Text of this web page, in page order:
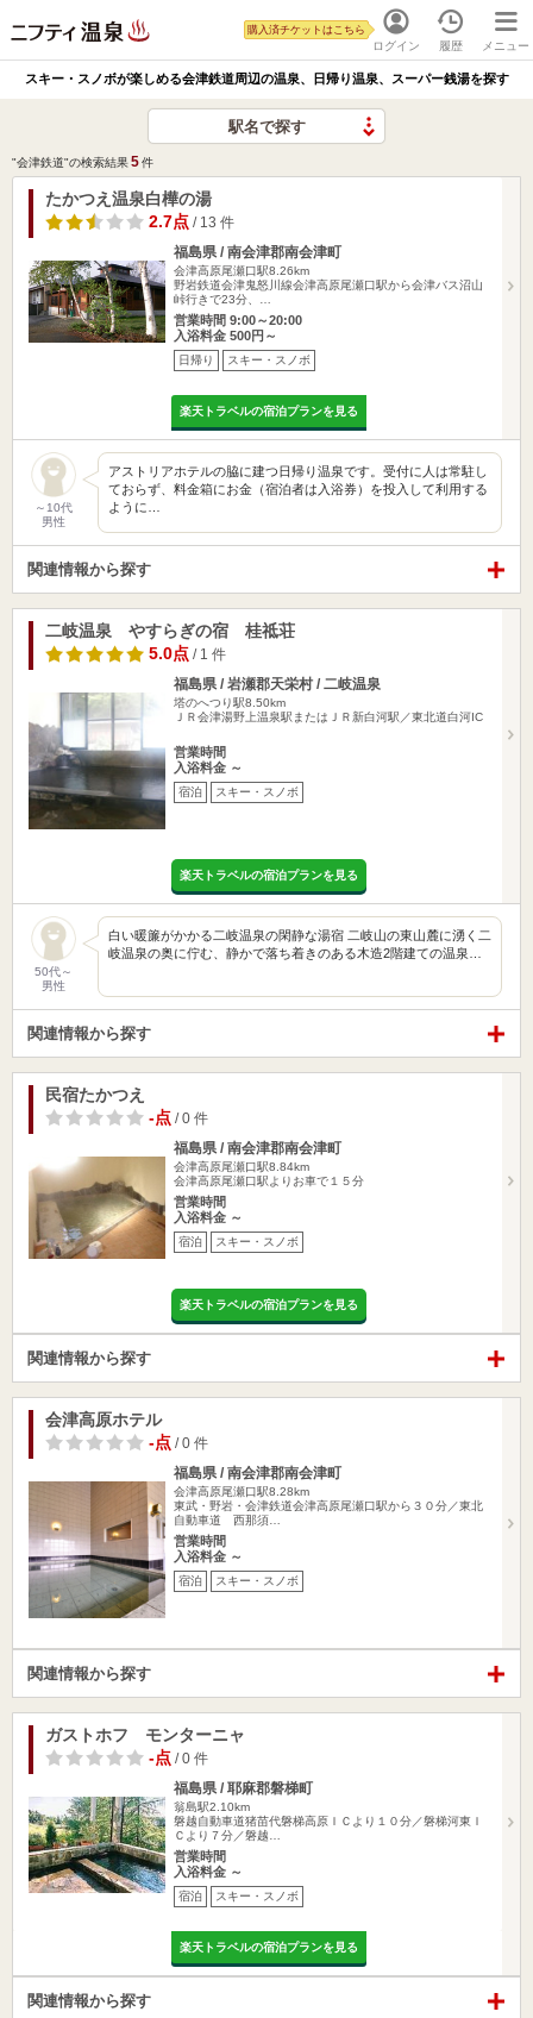
ログイン
購入済チケットはこちら
履歴 メニュー
スキー・スノボが楽しめる会津鉄道周辺の温泉、日帰り温泉、スーパー銭湯を探す
駅名で探す
"会津鉄道"の検索結果5件
たかつえ温泉白樺の湯
2.7点 / 13 件
福島県 / 南会津郡南会津町
会津高原尾瀬口駅8.26km
野岩鉄道会津鬼怒川線会津高原尾瀬口駅から会津バス沼山
峠行きで23分、…
営業時間 9:00～20:00
入浴料金 500円～
日帰り スキー・スノボ
楽天トラベルの宿泊プランを見る
～10代
男性
アストリアホテルの脇に建つ日帰り温泉です。受付に人は常駐し
ておらず、料金箱にお金（宿泊者は入浴券）を投入して利用する
ように…
関連情報から探す
二岐温泉 やすらぎの宿 桂祗荘
5.0点 / 1 件
福島県 / 岩瀬郡天栄村 / 二岐温泉
塔のへつり駅8.50km
ＪＲ会津湯野上温泉駅またはＪＲ新白河駅／東北道白河IC
営業時間
入浴料金 ～
宿泊 スキー・スノボ
楽天トラベルの宿泊プランを見る
50代～
男性
白い暖簾がかかる二岐温泉の閑静な湯宿 二岐山の東山麓に湧く二
岐温泉の奥に佇む、静かで落ち着きのある木造2階建ての温泉…
関連情報から探す
民宿たかつえ
-点 / 0 件
福島県 / 南会津郡南会津町
会津高原尾瀬口駅8.84km
会津高原尾瀬口駅よりお車で１５分
営業時間
入浴料金 ～
宿泊 スキー・スノボ
楽天トラベルの宿泊プランを見る
関連情報から探す
会津高原ホテル
-点 / 0 件
福島県 / 南会津郡南会津町
会津高原尾瀬口駅8.28km
東武・野岩・会津鉄道会津高原尾瀬口駅から３０分／東北
自動車道 西那須…
営業時間
入浴料金 ～
宿泊 スキー・スノボ
関連情報から探す
ガストホフ モンターニャ
-点 / 0 件
福島県 / 耶麻郡磐梯町
翁島駅2.10km
磐越自動車道猪苗代磐梯高原ＩＣより１０分／磐梯河東Ｉ
Ｃより７分／磐越…
営業時間
入浴料金 ～
宿泊 スキー・スノボ
楽天トラベルの宿泊プランを見る
関連情報から探す